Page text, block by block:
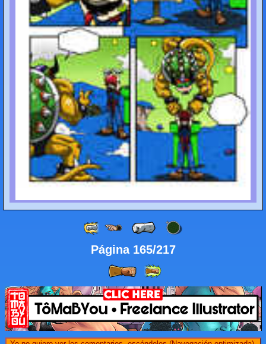
Página 165/217